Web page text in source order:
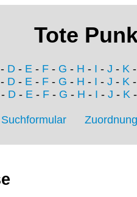
Tote
- D - E - F - G - H - I - J - K
- D - E - F - G - H - I - J - K
- D- E- F- G - H - I - J - K
Suchformular